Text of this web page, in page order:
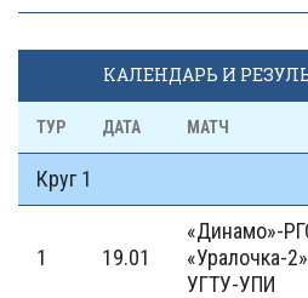
КАЛЕНДАРЬ И
ТУР ДАТА МАТЧ
Круг 1
1 19.01
«Динамо»-
«Уралочка-
УГТУ-УПИ